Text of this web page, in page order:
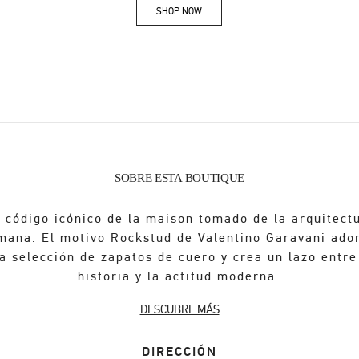
SHOP NOWLink Opens in New Tab
SOBRE ESTA BOUTIQUE
código icónico de la maison tomado de la
El motivo Rockstud de Valentino Garavani
selección de zapatos de cuero y crea un lazo
historia y la actitud moderna.
DESCUBRE MÁS
DIRECCIÓN